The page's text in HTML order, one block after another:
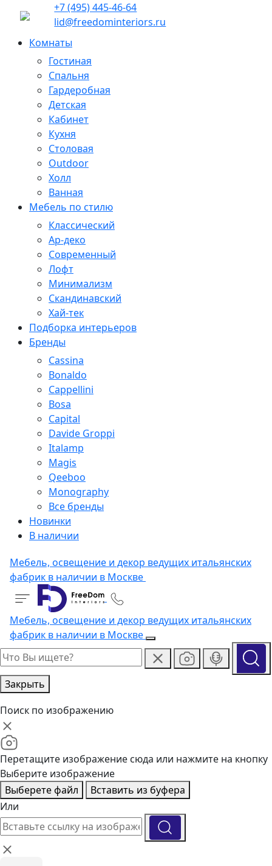
+7 (495) 445-46-64
lid@freedominteriors.ru
Комнаты
Гостиная
Спальня
Гардеробная
Детская
Кабинет
Кухня
Столовая
Outdoor
Холл
Ванная
Мебель по стилю
Классический
Ар-деко
Современный
Лофт
Минимализм
Скандинавский
Хай-тек
Подборка интерьеров
Бренды
Cassina
Bonaldo
Cappellini
Bosa
Capital
Davide Groppi
Italamp
Magis
Qeeboo
Monography
Все бренды
Новинки
В наличии
Мебель, освещение и декор ведущих итальянских
фабрик в наличии в Москве
Мебель, освещение и декор ведущих итальянских
фабрик в наличии в Москве
Закрыть
Поиск по изображению
Перетащите изображение сюда или нажмите на кнопку
Выберите изображение
Выберете файл
Вставить из буфера
Или